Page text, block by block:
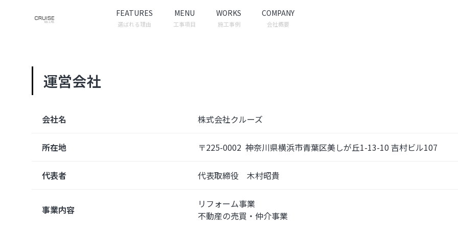
FEATURES
選ばれる理由
MENU
工事項目
WORKS
施工事例
COMPANY
会社概要
運営会社
会社名 株式会社クルーズ
所在地 〒225-0002  神奈川県横浜市青葉区美しが丘1-13-10 吉村ビル107
代表者 代表取締役　木村昭貴
事業内容
リフォーム事業
不動産の売買・仲介事業